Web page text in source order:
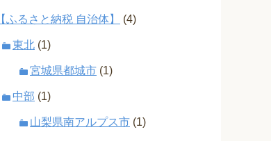
【ふるさと納税 自治体】 (4)
東北 (1)
宮城県都城市 (1)
中部 (1)
山梨県南アルプス市 (1)